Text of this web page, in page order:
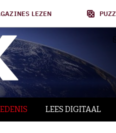
LEZEN
LEES DIGITAAL